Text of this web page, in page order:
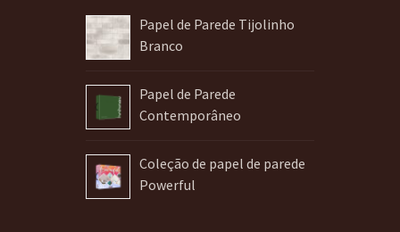
Papel de Parede Tijolinho
Branco
Papel de Parede
Contemporâneo
Coleção de papel de parede
Powerful